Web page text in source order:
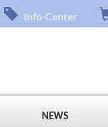
Info-Center
NEWS